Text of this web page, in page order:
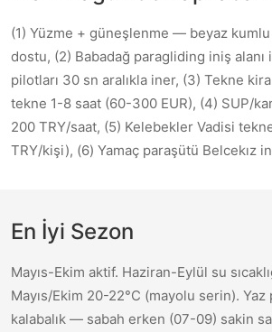
(1) Yüzme + güneşlenme — beyaz kumlu
dostu, (2) Babadağ paragliding iniş
pilotları 30 sn aralıkla iner, (3) Tekne
tekne 1-8 saat (60-300 EUR), (4) SUP/
200 TRY/saat, (5) Kelebekler Vadisi
TRY/kişi), (6) Yamaç paraşütü Belcekız
En İyi Sezon
Mayıs-Ekim aktif. Haziran-Eylül su
Mayıs/Ekim 20-22°C (mayolu serin).
kalabalık — sabah erken (07-09) sakin